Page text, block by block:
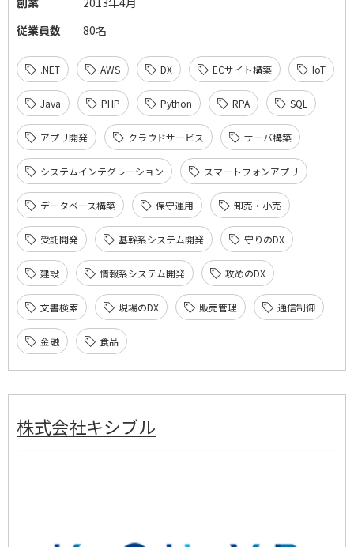
従業員数
80名
.NET AWS DX ECサイト構築 IoT
Java PHP Python RPA SQL
アプリ開発 クラウドサービス サーバ構築
システムインテグレーション スマートフォンアプリ
データベース構築 保守運用 卸売・小売
受託開発 基幹系システム開発 守りのDX
建設 情報系システム開発 攻めのDX
文書検索 現場のDX 販売管理 通信制御
金融 食品
株式会社キシブル